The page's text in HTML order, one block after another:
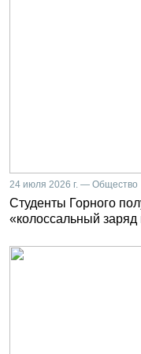
24 июля 2026 г. — Общество
Студенты Горного
«колоссальный